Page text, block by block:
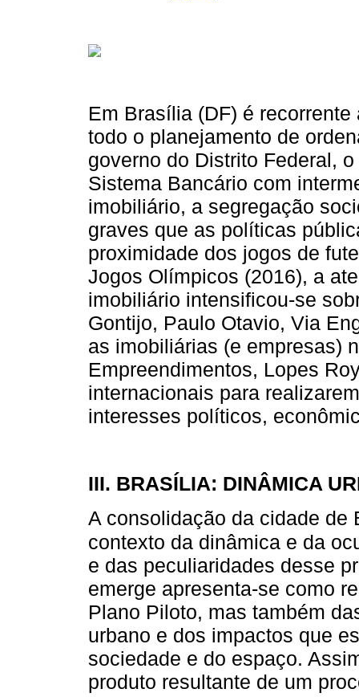
Em Brasília (DF) é
todo o planejamento de
governo do Distrito Federal,
Sistema Bancário com
imobiliário, a segregação
graves que as políticas
proximidade dos jogos de
Jogos Olímpicos (2016), a
imobiliário intensificou-se
Gontijo, Paulo Otavio, Via
as imobiliárias (e empresas)
Empreendimentos, Lopes
internacionais para
interesses políticos,
III. BRASÍLIA: DINÂMICA
A consolidação da cidade de
contexto da dinâmica e da
e das peculiaridades desse
emerge apresenta-se como
Plano Piloto, mas também
urbano e dos impactos que
sociedade e do espaço.
produto resultante de um